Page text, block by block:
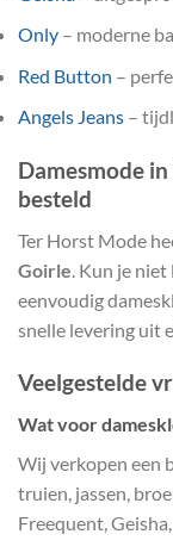
Only – moderne
Red Button –
Angels Jeans –
Damesmode
besteld
Ter Horst Mode
Goirle . Kun je
eenvoudig
snelle levering uit
Veelgestelde
Wat voor
Wij verkopen een
truien, jassen,
Freequent,